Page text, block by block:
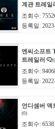
계관 트레일
조회수:
등록일:
엔씨소프트
트레일러
조회수:
등록일:
언디셈버 액
(0)
조회수: